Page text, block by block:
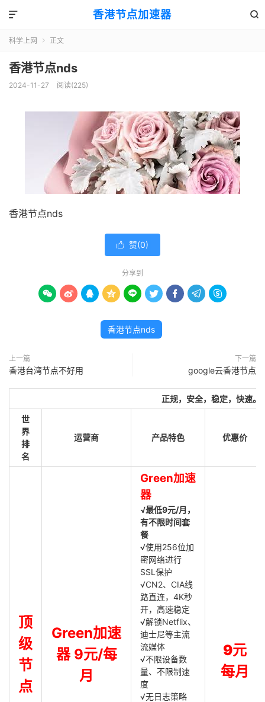
香港节点加速器 

科学上网  正文
香港节点nds
2024-11-27 阅读(225)
香港节点nds
 赞(0)
分享到
        
香港节点nds
上一篇
香港台湾节点不好用
下一篇
google云香港节点
正规，安全，稳定，快速。
世
界
排
名
运营商 产品特色 优惠价
顶
级
节
点
Green加速
器 9元/每
月
Green加速
器
√最低9元/月，
有不限时间套
餐
√使用256位加
密网络进行
SSL保护
√CN2、CIA线
路直连，4K秒
开，高速稳定
√解锁Netflix、
迪士尼等主流
流媒体
√不限设备数
量、不限制速
度
√无日志策略
9元
每月